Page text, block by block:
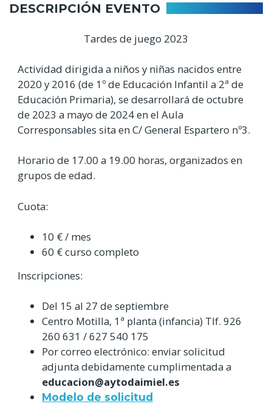
DESCRIPCIÓN EVENTO
Tardes de juego 2023
Actividad dirigida a niños y niñas nacidos entre
2020 y 2016 (de 1º de Educación Infantil a 2ª de
Educación Primaria), se desarrollará de octubre
de 2023 a mayo de 2024 en el Aula
Corresponsables sita en C/ General Espartero nº3.
Horario de 17.00 a 19.00 horas, organizados en
grupos de edad.
Cuota:
10 € / mes
60 € curso completo
Inscripciones:
Del 15 al 27 de septiembre
Centro Motilla, 1ª planta (infancia) Tlf. 926
260 631 / 627 540 175
Por correo electrónico: enviar solicitud
adjunta debidamente cumplimentada a
educacion@aytodaimiel.es
Modelo de solicitud